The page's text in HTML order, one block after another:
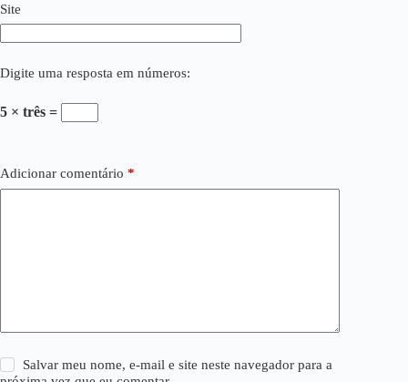
Site
Digite uma resposta em números:
5 × três =
Adicionar comentário *
Salvar meu nome, e-mail e site neste navegador para a